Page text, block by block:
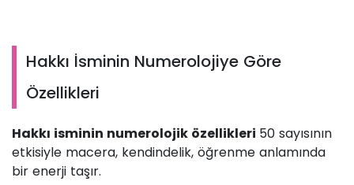
Hakkı İsminin Numerolojiye Göre
Özellikleri
Hakkı isminin numerolojik özellikleri 50 sayısının
etkisiyle macera, kendindelik, öğrenme anlamında
bir enerji taşır.